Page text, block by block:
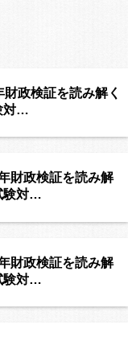
財政検証を読み解く
対…
財政検証を読み解
験対…
財政検証を読み解
験対…